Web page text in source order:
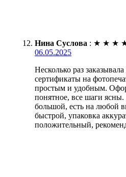
Нина Суслова : ★ ★ ★
06.05.2025
Несколько раз
сертификаты на
простым и удобным.
понятное, все шаги
большой, есть на любой
быстрой, упаковка
положительный,